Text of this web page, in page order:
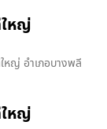
ใหญ่
หญ่ อำเภอบางพลี
ใหญ่